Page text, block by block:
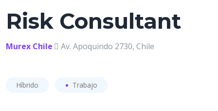
Risk Consultant
Murex Chile Av. Apoquindo 2730, Chile
Híbrido Trabajo